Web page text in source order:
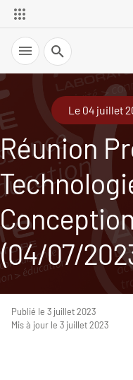
Recherche
Le 04 juillet
Réunion
(04/07/
Publié le 3 juillet 2023
Mis à jour le 3 juillet 2023